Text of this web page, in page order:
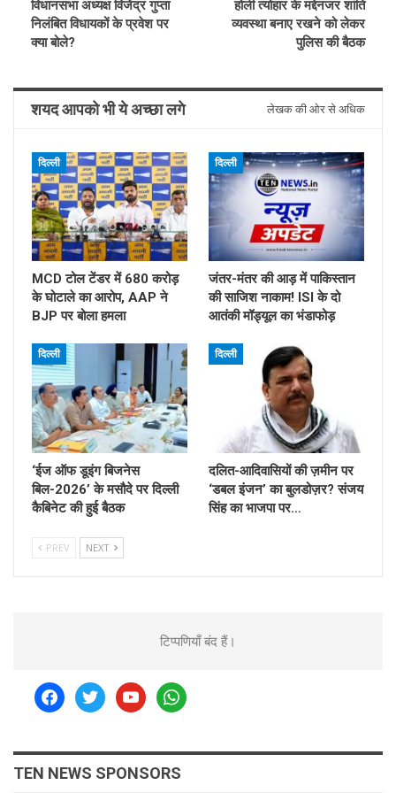
विधानसभा अध्यक्ष विजेंद्र गुप्ता
निलंबित विधायकों के प्रवेश पर
क्या बोले?
होली त्योहार के मद्देनजर शांति
व्यवस्था बनाए रखने को लेकर
पुलिस की बैठक
शयद आपको भी ये अच्छा लगे लेखक की ओर से अधिक
दिल्ली
MCD टोल टेंडर में 680 करोड़
के घोटाले का आरोप, AAP ने
BJP पर बोला हमला
दिल्ली
जंतर-मंतर की आड़ में पाकिस्तान
की साजिश नाकाम! ISI के दो
आतंकी मॉड्यूल का भंडाफोड़
दिल्ली
‘ईज ऑफ डूइंग बिजनेस
बिल-2026’ के मसौदे पर दिल्ली
कैबिनेट की हुई बैठक
दिल्ली
दलित-आदिवासियों की ज़मीन पर
‘डबल इंजन’ का बुलडोज़र? संजय
सिंह का भाजपा पर…
PREV NEXT
टिप्पणियाँ बंद हैं।
facebooktwitteryoutubewhatsapp
TEN NEWS SPONSORS